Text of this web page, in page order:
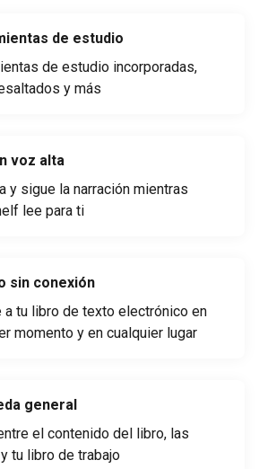
de estudio
de estudio incorporadas,
y más
voz alta
y sigue la narración mientras
lee para ti
sin conexión
a tu libro de texto electrónico en
momento y en cualquier lugar
general
el contenido del libro, las
tu libro de trabajo